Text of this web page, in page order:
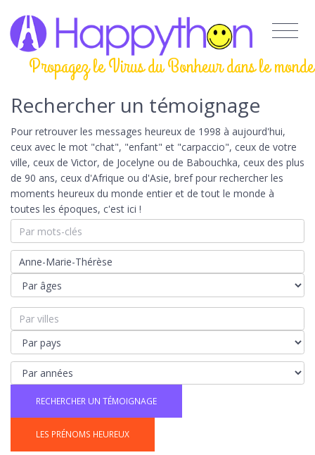
Propagez le Virus du Bonheur dans le monde
Rechercher un témoignage
Pour retrouver les messages heureux de 1998 à aujourd'hui,
ceux avec le mot "chat", "enfant" et "carpaccio", ceux de votre
ville, ceux de Victor, de Jocelyne ou de Babouchka, ceux des plus
de 90 ans, ceux d'Afrique ou d'Asie, bref pour rechercher les
moments heureux du monde entier et de tout le monde à
toutes les époques, c'est ici !
LES PRÉNOMS HEUREUX